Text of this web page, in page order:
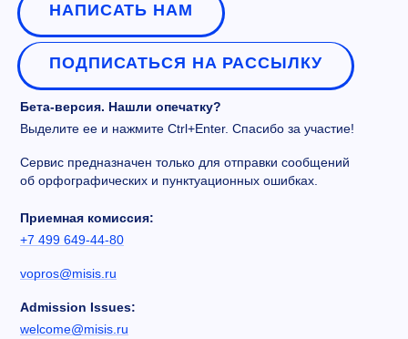
НАПИСАТЬ НАМ
ПОДПИСАТЬСЯ НА РАССЫЛКУ
Бета-версия. Нашли опечатку?
Выделите ее и нажмите Ctrl+Enter. Спасибо за участие!
Сервис предназначен только для отправки сообщений
об орфографических и пунктуационных ошибках.
Приемная комиссия:
+7 499 649-44-80
vopros@misis.ru
Admission Issues:
welcome@misis.ru